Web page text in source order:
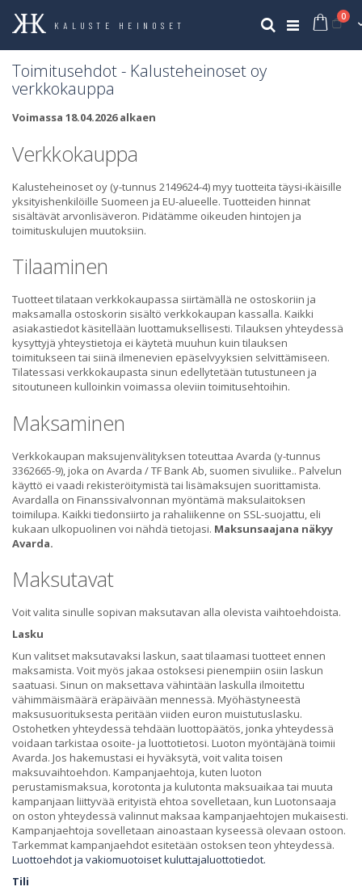
KALUSTE HEINOSET
0
Haku
Toimitusehdot - Kalusteheinoset oy
verkkokauppa
Voimassa 18.04.2026 alkaen
Verkkokauppa
Kalusteheinoset oy (y-tunnus 2149624-4) myy tuotteita täysi-ikäisille
yksityishenkilöille Suomeen ja EU-alueelle. Tuotteiden hinnat
sisältävät arvonlisäveron. Pidätämme oikeuden hintojen ja
toimituskulujen muutoksiin.
Tilaaminen
Tuotteet tilataan verkkokaupassa siirtämällä ne ostoskoriin ja
maksamalla ostoskorin sisältö verkkokaupan kassalla. Kaikki
asiakastiedot käsitellään luottamuksellisesti. Tilauksen yhteydessä
kysyttyjä yhteystietoja ei käytetä muuhun kuin tilauksen
toimitukseen tai siinä ilmenevien epäselvyyksien selvittämiseen.
Tilatessasi verkkokaupasta sinun edellytetään tutustuneen ja
sitoutuneen kulloinkin voimassa oleviin toimitusehtoihin.
Maksaminen
Verkkokaupan maksujenvälityksen toteuttaa Avarda (y-tunnus
3362665-9), joka on Avarda / TF Bank Ab, suomen sivuliike.. Palvelun
käyttö ei vaadi rekisteröitymistä tai lisämaksujen suorittamista.
Avardalla on Finanssivalvonnan myöntämä maksulaitoksen
toimilupa. Kaikki tiedonsiirto ja rahaliikenne on SSL-suojattu, eli
kukaan ulkopuolinen voi nähdä tietojasi. Maksunsaajana näkyy
Avarda.
Maksutavat
Voit valita sinulle sopivan maksutavan alla olevista vaihtoehdoista.
Lasku
Kun valitset maksutavaksi laskun, saat tilaamasi tuotteet ennen
maksamista. Voit myös jakaa ostoksesi pienempiin osiin laskun
saatuasi. Sinun on maksettava vähintään laskulla ilmoitettu
vähimmäismäärä eräpäivään mennessä. Myöhästyneestä
maksusuorituksesta peritään viiden euron muistutuslasku.
Ostohetken yhteydessä tehdään luottopäätös, jonka yhteydessä
voidaan tarkistaa osoite- ja luottotietosi. Luoton myöntäjänä toimii
Avarda. Jos hakemustasi ei hyväksytä, voit valita toisen
maksuvaihtoehdon. Kampanjaehtoja, kuten luoton
perustamismaksua, korotonta ja kulutonta maksuaikaa tai muuta
kampanjaan liittyvää erityistä ehtoa sovelletaan, kun Luotonsaaja
on oston yhteydessä valinnut maksaa kampanjaehtojen mukaisesti.
Kampanjaehtoja sovelletaan ainoastaan kyseessä olevaan ostoon.
Tarkemmat kampanjaehdot esitetään ostoksen teon yhteydessä.
Luottoehdot ja vakiomuotoiset kuluttajaluottotiedot.
Tili